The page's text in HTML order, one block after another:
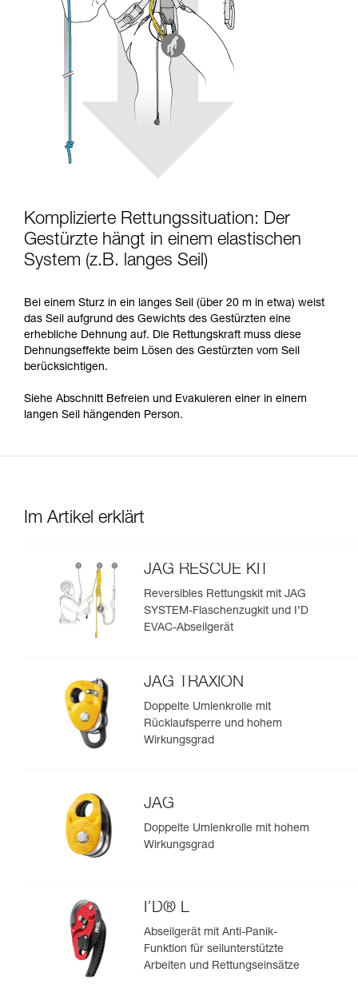
Komplizierte Rettungssituation: Der
Gestürzte hängt in einem elastischen
System (z.B. langes Seil)
Bei einem Sturz in ein langes Seil (über 20 m in etwa) weist
das Seil aufgrund des Gewichts des Gestürzten eine
erhebliche Dehnung auf. Die Rettungskraft muss diese
Dehnungseffekte beim Lösen des Gestürzten vom Seil
berücksichtigen.
Siehe Abschnitt Befreien und Evakuieren einer in einem
langen Seil hängenden Person.
Im Artikel erklärt
JAG RESCUE KIT
Reversibles Rettungskit mit JAG
SYSTEM-Flaschenzugkit und I’D
EVAC-Abseilgerät
JAG TRAXION
Doppelte Umlenkrolle mit
Rücklaufsperre und hohem
Wirkungsgrad
JAG
Doppelte Umlenkrolle mit hohem
Wirkungsgrad
I’D® L
Abseilgerät mit Anti-Panik-
Funktion für seilunterstützte
Arbeiten und Rettungseinsätze